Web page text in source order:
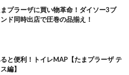
プラーザに買い物革命！ダイソー3ブ
ド同時出店で圧巻の品揃え！
と便利！トイレMAP【たまプラーザ テ
編】